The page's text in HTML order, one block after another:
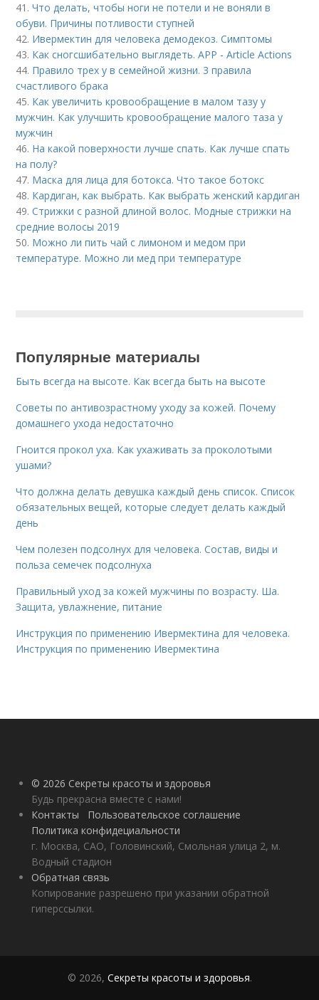
41.Что делать, чтобы ноги не потели и не воняли в
обуви. Причины потливости ступней
42. Ивермектин для человека демодекоз. Симптомы
43. Как сногсшибательно выглядеть. APP - Article Actions
44. Правило трех у в семейной жизни. 3 правила
счастливого брака
45. Как увеличить кровообращение в малом тазу у
мужчин. Как улучшить кровообращение малого таза у
мужчин
46. На какой поверхности лучше спать. Как лучше спать
на полу?
47. Маска для лица для ботокса. Что такое ботокс
48. Кардиган, как выбрать. Как выбрать женский кардиган
49.Стрижки с разной длиной волос. Модные стрижки на
средние волосы 2019
50. Можно ли пить чай с лимоном и медом при
температуре. Можно ли мед при температуре
Популярные материалы
Быть всегда на высоте. Как всегда быть на высоте
Советы по антивозрастному уходу за кожей. Почему
домашнего ухода недостаточно
Гноится прокол уха. Как ухаживать за проколотыми
ушами?
Что должна делать девушка каждый день список. Список
обязательных вещей, которые следует делать каждый
день
Чем полезен подсолнух для человека. Состав, виды и
польза семечек подсолнуха
Правильный уход за кожей мужчины по возрасту. Ша.
Защита, увлажнение, питание
Инструкция по применению Ивермектина для человека.
Инструкция по применению Ивермектина
© 2026 Секреты красоты и здоровья
Будь прекрасна вместе с нами!
Контакты
Пользовательское соглашение
Политика конфидециальности
г. Москва, САО, Головинский, Смольная улица 2, м.
Водный стадион
Обратная связь
Копирование разрешено при указании обратной
гиперссылки.
© 2026, Секреты красоты и здоровья.